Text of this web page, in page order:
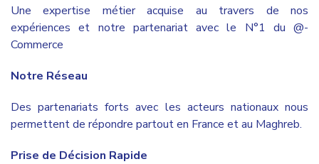
Une expertise métier acquise au travers de nos
expériences et notre partenariat avec le N°1 du @-
Commerce
Notre Réseau
Des partenariats forts avec les acteurs nationaux nous
permettent de répondre partout en France et au Maghreb.
Prise de Décision Rapide